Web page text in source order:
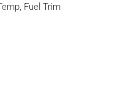
Fuel Trim